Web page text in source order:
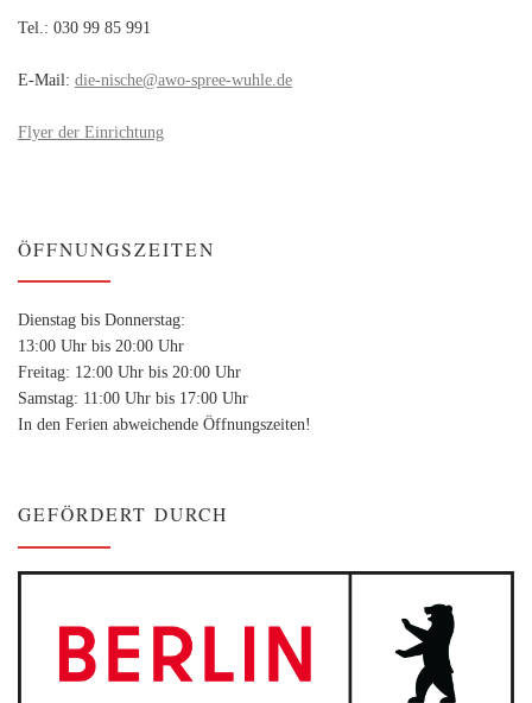
Tel.: 030 99 85 991
E-Mail: die-nische@awo-spree-wuhle.de
Flyer der Einrichtung
ÖFFNUNGSZEITEN
Dienstag bis Donnerstag:
13:00 Uhr bis 20:00 Uhr
Freitag: 12:00 Uhr bis 20:00 Uhr
Samstag: 11:00 Uhr bis 17:00 Uhr
In den Ferien abweichende Öffnungszeiten!
GEFÖRDERT DURCH